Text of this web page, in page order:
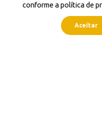
conforme a política de
Aceitar